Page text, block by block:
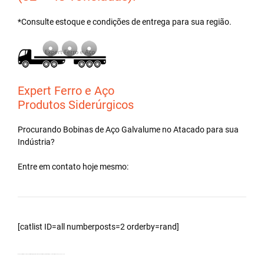
*Consulte estoque e condições de entrega para sua região.
Expert Ferro e Aço
Produtos Siderúrgicos
Procurando Bobinas deAço Galvalume noAtacado para sua
Indústria?
Entre em contato hoje mesmo:
[catlist ID=all numberposts=2 orderby=rand]